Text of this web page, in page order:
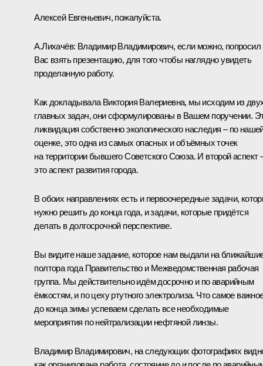
Алексей Евгеньевич, пожалуйста.
А.Лихачёв: Владимир Владимирович, если можно,
Вас взять презентацию, для того чтобы наглядно увидеть
проделанную работу.
Как докладывала Виктория Валериевна, мы исходим из
главных задач, они сформулированы в Вашем поручении.
ликвидация собственно экологического наследия – по
оценке, это одна из самых опасных и объёмных точек
на территории бывшего Советского Союза. И второй аспект
это аспект развития города.
В обоих направлениях есть и первоочередные задачи,
нужно решить до конца года, и задачи, которые придётся
делать в долгосрочной перспективе.
Вы видите наше задание, которое нам выдали на
полтора года Правительство и Межведомственная рабочая
группа. Мы действительно идём досрочно и по аварийным
ёмкостям, и по цеху ртутного электролиза. Что самое
до конца зимы успеваем сделать все необходимые
мероприятия по нейтрализации нефтяной линзы.
Владимир Владимирович, на следующих фотографиях